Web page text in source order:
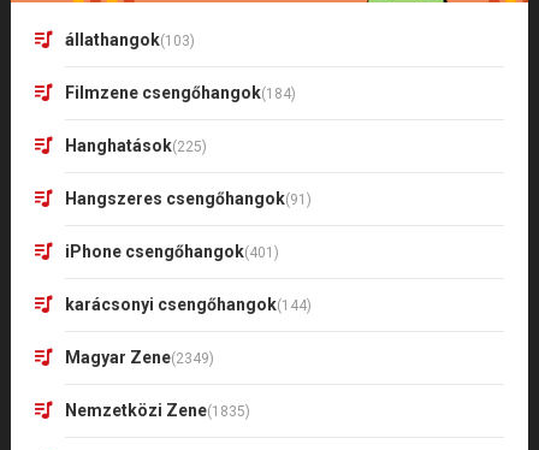
állathangok(103)
Filmzene csengőhangok(184)
Hanghatások(225)
Hangszeres csengőhangok(91)
iPhone csengőhangok(401)
karácsonyi csengőhangok(144)
Magyar Zene(2349)
Nemzetközi Zene(1835)